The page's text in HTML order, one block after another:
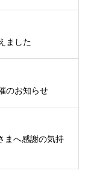
ました
のお知らせ
まへ感謝の気持